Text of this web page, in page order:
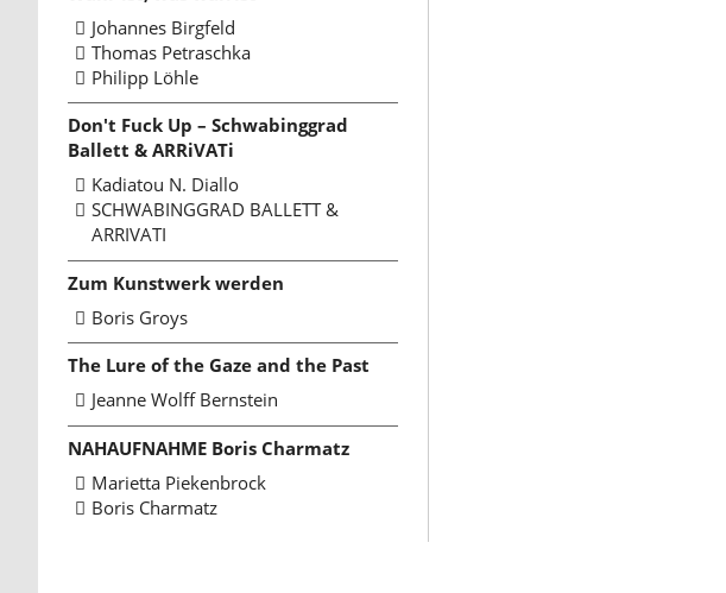
Johannes Birgfeld
Thomas Petraschka
Philipp Löhle
Don't Fuck Up – Schwabinggrad
Ballett & ARRiVATi
Kadiatou N. Diallo
SCHWABINGGRAD BALLETT &
ARRIVATI
Zum Kunstwerk werden
Boris Groys
The Lure of the Gaze and the Past
Jeanne Wolff Bernstein
NAHAUFNAHME Boris Charmatz
Marietta Piekenbrock
Boris Charmatz